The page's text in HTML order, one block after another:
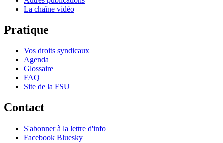
La chaîne vidéo
Pratique
Vos droits syndicaux
Agenda
Glossaire
FAQ
Site de la FSU
Contact
S'abonner à la lettre d'info
Facebook Bluesky